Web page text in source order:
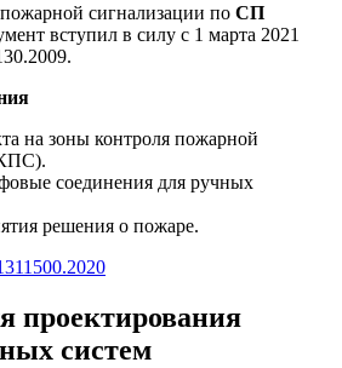
сигнализации по СП
вступил в силу с 1 марта 2021
на зоны контроля пожарной
соединения для ручных
решения о пожаре.
проектирования
систем